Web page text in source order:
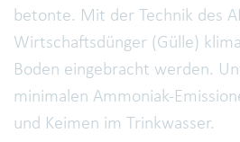
betonte. Mit der Technik des
Wirtschaftsdünger (Gülle)
Boden eingebracht werden.
minimalen Ammoniak-
und Keimen im Trinkwasser.